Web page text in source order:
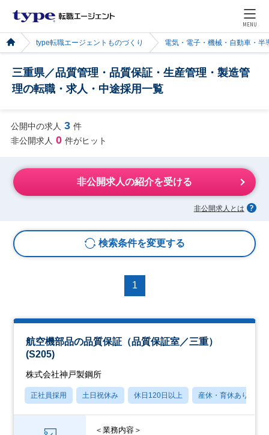
MENU
type転職エージェントものづくり 電気・電子・機械・自動車・半
三重県／品質管理・品質保証・生産管理・製造管
理の転職・求人・中途採用一覧
公開中の求人 3 件
非公開求人 0 件がヒット
非公開求人の紹介を受ける
非公開求人とは
検索条件を変更する
1
航空機部品の品質保証（品質保証室／三重）
(S205)
株式会社神戸製鋼所
正社員採用 土日祝休み 休日120日以上 産休・育休あり
＜業務内容＞